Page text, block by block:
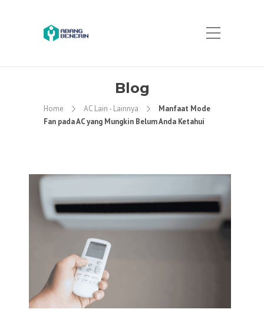
Blog
Home AC Lain - Lainnya
Manfaat Mode
Fan pada AC yang Mungkin Belum Anda Ketahui